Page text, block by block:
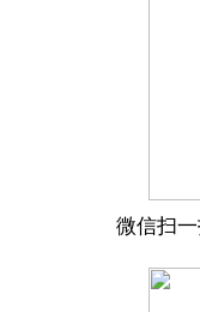
微信扫